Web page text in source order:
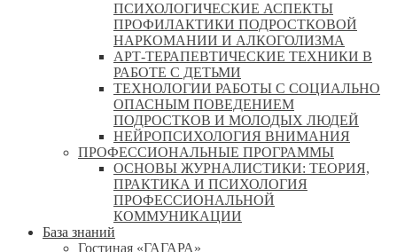
ПСИХОЛОГИЧЕСКИЕ АСПЕКТЫ
ПРОФИЛАКТИКИ ПОДРОСТКОВОЙ
НАРКОМАНИИ И АЛКОГОЛИЗМА
АРТ-ТЕРАПЕВТИЧЕСКИЕ ТЕХНИКИ В
РАБОТЕ С ДЕТЬМИ
ТЕХНОЛОГИИ РАБОТЫ С СОЦИАЛЬНО
ОПАСНЫМ ПОВЕДЕНИЕМ
ПОДРОСТКОВ И МОЛОДЫХ ЛЮДЕЙ
НЕЙРОПСИХОЛОГИЯ ВНИМАНИЯ
ПРОФЕССИОНАЛЬНЫЕ ПРОГРАММЫ
ОСНОВЫ ЖУРНАЛИСТИКИ: ТЕОРИЯ,
ПРАКТИКА И ПСИХОЛОГИЯ
ПРОФЕССИОНАЛЬНОЙ
КОММУНИКАЦИИ
База знаний
Гостиная «ГАГАРА»